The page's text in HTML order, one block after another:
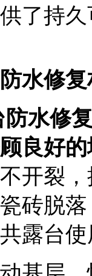
了持
水修
防水修
良好
开裂
砖脱
露台